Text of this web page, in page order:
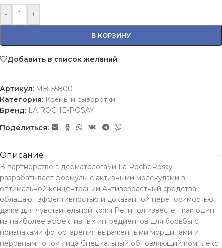
- +
В КОРЗИНУ
Добавить в список желаний
Артикул: MB155800
Категория: Кремы и сыворотки
Бренд: LA ROCHE-POSAY
Поделиться:
Описание
В партнерстве с дерматологами La RochePosay
разрабатывает формулы с активными молекулами в
оптимальной концентрации Антивозрастный средства
обладают эффективностью и доказанной переносимостью
даже для чувствительной кожи Ретинол известен как один
из наиболее эффективных ингредиентов для борьбы с
признаками фотостарения выраженными морщинами и
неровным тоном лица Специальный обновляющий комплекс